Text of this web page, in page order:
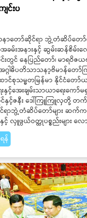
င်းပ
နာတော်ဆိုင်ရာ ဘွဲ့တံဆိပ်တော်
အခမ်းအနားနှင့် ဆွမ်းဆန်စိမ်း
င် နေပြည်တော်၊ မာရဝိဇယဗု
ဂါဓိပတိသာသနာ့ဗိမာန်တော်
ောင်စုသမ္မတမြန်မာ နိုင်ငံတေ
င့်အေးချမ်းသာယာရေးကော်မ
လှိုင်နှင့်ဇနီး ဒေါ်ကြူကြူလှတို့
ာဘွဲ့တံဆိပ်တော်များ ဆက်ကပ်
နှင့် လှူဖွယ်ဝတ္ထုပစ္စည်းများ
န်